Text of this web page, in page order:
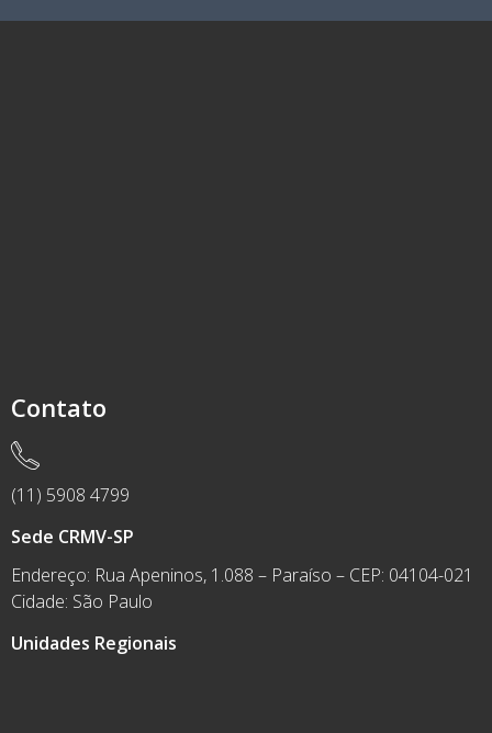
Contato
(11) 5908 4799
Sede CRMV-SP
Endereço: Rua Apeninos, 1.088 – Paraíso – CEP: 04104-021
Cidade: São Paulo
Unidades Regionais